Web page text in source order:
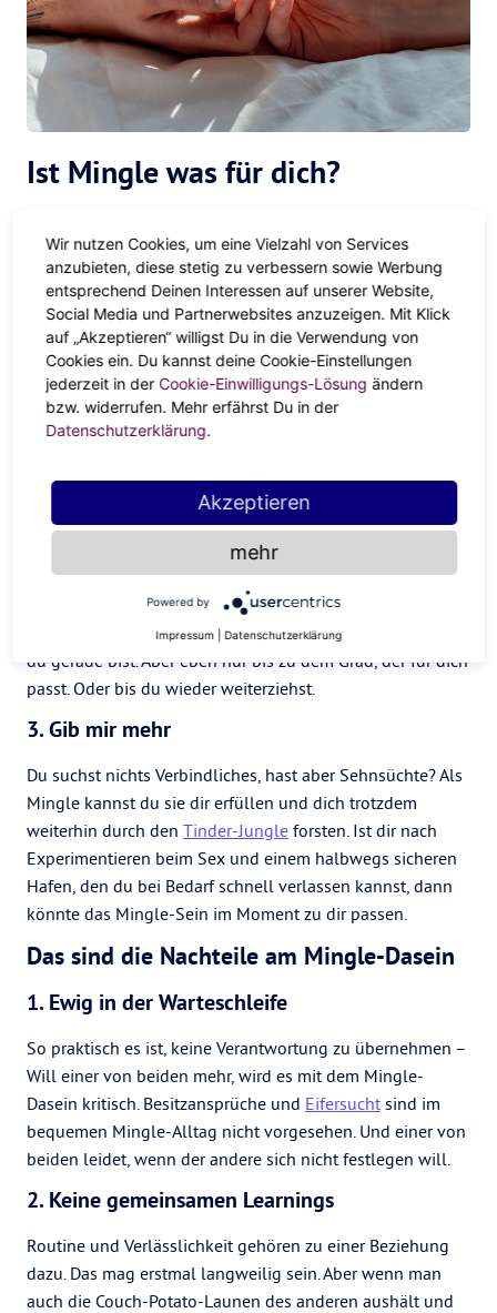
Ist Mingle was für dich?
Das spricht für das Mingle-Sein
1. Frei und doch geborgen
Kommst du gerade aus einer Beziehung, oder willst dich
erstmal orientieren, was du in derLiebebrauchst, ist
Mingle eine gute Zwischenlösung. Solange beide auf
demselben Nenner sind. Ihr seid in einer aufregenden
Lebensphase füreinander da, könnt gemeinsam
vom Anfang.
2. Immer flexibel
Heute Berlin, morgen Bali? Wenn dein Lebensentwurf vor
allem Unabhängigkeit undSelbstverwirklichung
fährst du als Mingle gut. Du lebst Liebe an den Orten, wo
du gerade bist. Aber eben nur bis zu dem Grad, der für dich
passt. Oder bis du wieder weiterziehst.
3. Gib mir mehr
Du suchst nichts Verbindliches, hast aber Sehnsüchte? Als
Mingle kannst du sie dir erfüllen und dich trotzdem
weiterhin durch den Tinder-Jungle forsten. Ist dir nach
Experimentieren beim Sex und einem halbwegs sicheren
Hafen, den du bei Bedarf schnell verlassen kannst, dann
könnte das Mingle-Sein im Moment zu dir passen.
Das sind die Nachteile am Mingle-Dasein
1. Ewig in der Warteschleife
So praktisch es ist, keine Verantwortung zu übernehmen –
Will einer von beiden mehr, wird es mit dem Mingle-
Dasein kritisch. Besitzansprüche und Eifersucht sind im
bequemen Mingle-Alltag nicht vorgesehen. Und einer von
beiden leidet, wenn der andere sich nicht festlegen will.
2. Keine gemeinsamen Learnings
Routine und Verlässlichkeit gehören zu einer Beziehung
dazu. Das mag erstmal langweilig sein. Aber wenn man
auch die Couch-Potato-Launen des anderen aushält und
Wir nutzen Cookies, um eine Vielzahl von Services
anzubieten, diese stetig zu verbessern sowie Werbung
entsprechend Deinen Interessen auf unserer Website,
Social Media und Partnerwebsites anzuzeigen. Mit Klick
auf „Akzeptieren“ willigst Du in die Verwendung von
Cookies ein. Du kannst deine Cookie-Einstellungen
jederzeit in der Cookie-Einwilligungs-Lösung ändern
bzw. widerrufen. Mehr erfährst Du in der
Datenschutzerklärung.
Akzeptieren
mehr
Powered by
Impressum Datenschutzerklärung